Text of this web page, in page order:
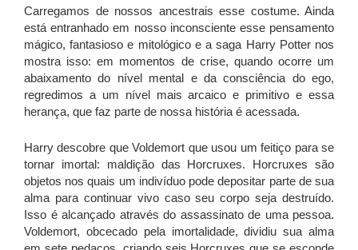
Carregamos de nossos ancestrais esse costume. Ainda
está entranhado em nosso inconsciente esse pensamento
mágico, fantasioso e mitológico e a saga Harry Potter nos
mostra isso: em momentos de crise, quando ocorre um
abaixamento do nível mental e da consciência do ego,
regredimos a um nível mais arcaico e primitivo e essa
herança, que faz parte de nossa história é acessada.
Harry descobre que Voldemort que usou um feitiço para se
tornar imortal: maldição das Horcruxes. Horcruxes são
objetos nos quais um indivíduo pode depositar parte de sua
alma para continuar vivo caso seu corpo seja destruído.
Isso é alcançado através do assassinato de uma pessoa.
Voldemort, obcecado pela imortalidade, dividiu sua alma